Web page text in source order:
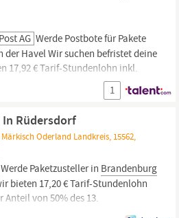
AG Werde Postbote für Pakete
der Havel Wir suchen befristet deine
17,92 € Tarif-Stundenlohn inkl.
Weihnachtsgeld im November
längstens 6 Monate in Vollzeit mit
Stunden/Woche
1
Rüdersdorf
Oderland Landkreis, 15562,
Werde Paketzusteller in Brandenburg
bieten 17,20 € Tarif-Stundenlohn
von 50% des 13.
im November Bis zu